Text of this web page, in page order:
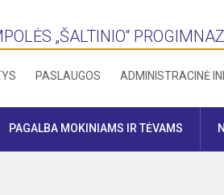
„ŠALTINIO“
PASLAUGOS ADMINISTRACINĖ
PAGALBA MOKINIAMS IR TĖVAMS